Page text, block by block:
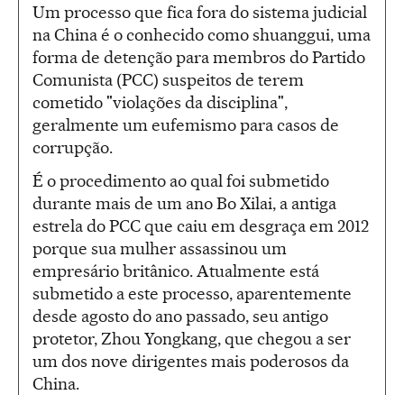
Um processo que fica fora do sistema judicial
na China é o conhecido como shuanggui, uma
forma de detenção para membros do Partido
Comunista (PCC) suspeitos de terem
cometido "violações da disciplina",
geralmente um eufemismo para casos de
corrupção.
É o procedimento ao qual foi submetido
durante mais de um ano Bo Xilai, a antiga
estrela do PCC que caiu em desgraça em 2012
porque sua mulher assassinou um
empresário britânico. Atualmente está
submetido a este processo, aparentemente
desde agosto do ano passado, seu antigo
protetor, Zhou Yongkang, que chegou a ser
um dos nove dirigentes mais poderosos da
China.